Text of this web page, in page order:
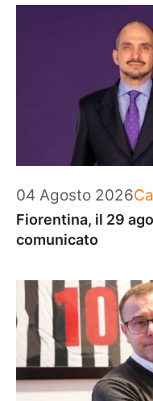
04 Agosto 2026
Fiorentina, il 29
comunicato